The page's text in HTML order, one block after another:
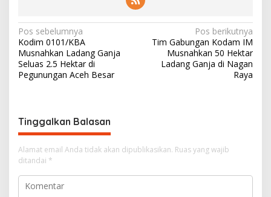
N
a
v
i
a
s
i
p
o
Pos sebelumnya
Kodim 0101/KBA
Musnahkan Ladang Ganja
Seluas 2.5 Hektar di
Pegunungan Aceh Besar
Pos berikutnya
Tim Gabungan Kodam IM
Musnahkan 50 Hektar
Ladang Ganja di Nagan
Raya
Tinggalkan Balasan
Alamat email Anda tidak akan dipublikasikan. Ruas yang wajib
ditandai *